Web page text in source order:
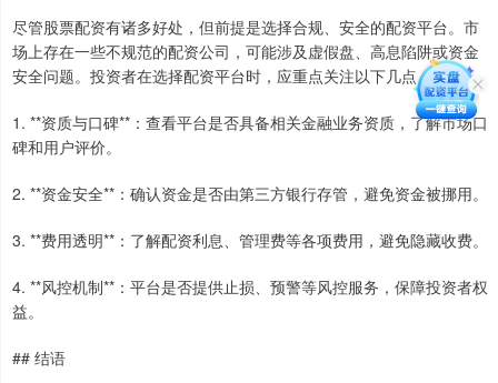
尽管股票配资有诸多好处，但前提是选择合规、安全的配资平台。市
场上存在一些不规范的配资公司，可能涉及虚假盘、高息陷阱或资金
安全问题。投资者在选择配资平台时，应重点关注以下几点：
1. **资质与口碑**：查看平台是否具备相关金融业务资质，了解市场口
碑和用户评价。
2. **资金安全**：确认资金是否由第三方银行存管，避免资金被挪用。
3. **费用透明**：了解配资利息、管理费等各项费用，避免隐藏收费。
4. **风控机制**：平台是否提供止损、预警等风控服务，保障投资者权
益。
## 结语